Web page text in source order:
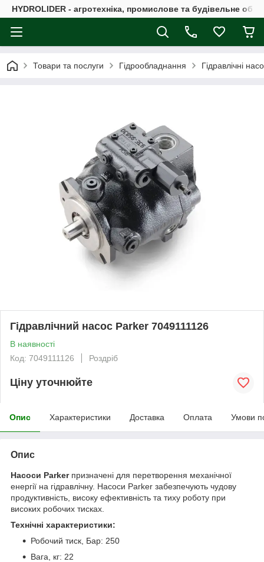
HYDROLIDER - агротехніка, промислове та будівельне
Товари та послуги Гідрообладнання Гідравлічні
Гідравлічний насос Parker 7049111126
В наявності
Код: 7049111126
Роздріб
Ціну уточнюйте
Опис Характеристики Доставка Оплата Умови
Опис
Насоси Parkerпризначені для перетворення механічної
енергії на гідравлічну. Насоси Parker забезпечують чудову
продуктивність, високу ефективність та тиху роботу при
високих робочих тисках.
Технічні характеристики:
Робочий тиск, Бар: 250
Вага, кг: 22